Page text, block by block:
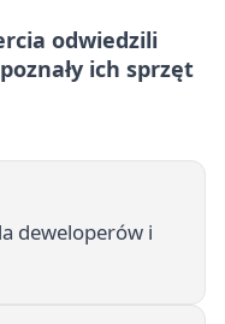
odwiedzili
ich sprzęt
deweloperów i